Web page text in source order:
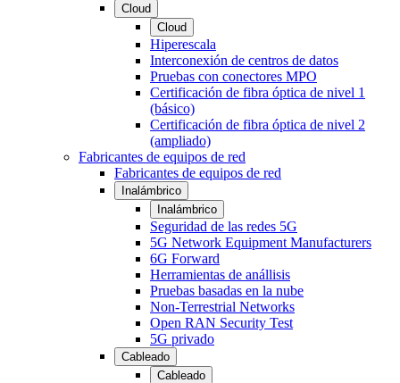
Cloud
Cloud
Hiperescala
Interconexión de centros de datos
Pruebas con conectores MPO
Certificación de fibra óptica de nivel 1
(básico)
Certificación de fibra óptica de nivel 2
(ampliado)
Fabricantes de equipos de red
Fabricantes de equipos de red
Inalámbrico
Inalámbrico
Seguridad de las redes 5G
5G Network Equipment Manufacturers
6G Forward
Herramientas de anállisis
Pruebas basadas en la nube
Non-Terrestrial Networks
Open RAN Security Test
5G privado
Cableado
Cableado